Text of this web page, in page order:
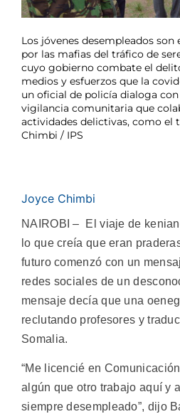
Los jóvenes desempleados
por las mafias del tráfico de
cuyo gobierno combate el
medios y esfuerzos que la
un oficial de policía dialoga
vigilancia comunitaria que
actividades delictivas, como el
Chimbi / IPS
Joyce Chimbi
NAIROBI – El viaje de
lo que creía que eran
futuro comenzó con un
redes sociales de un
mensaje decía que una
reclutando profesores y
Somalia.
“Me licencié en
algún que otro trabajo aquí y
siempre desempleado”, dijo